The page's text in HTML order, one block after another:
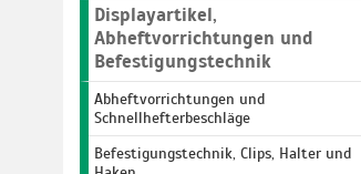
Displayartikel,
Abheftvorrichtungen und
Befestigungstechnik
Abheftvorrichtungen und
Schnellhefterbeschläge
Befestigungstechnik, Clips, Halter und